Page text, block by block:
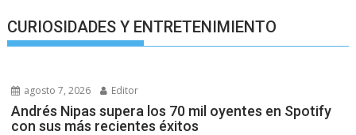
CURIOSIDADES Y ENTRETENIMIENTO
agosto 7, 2026 Editor
Andrés Nipas supera los 70 mil oyentes en Spotify
con sus más recientes éxitos